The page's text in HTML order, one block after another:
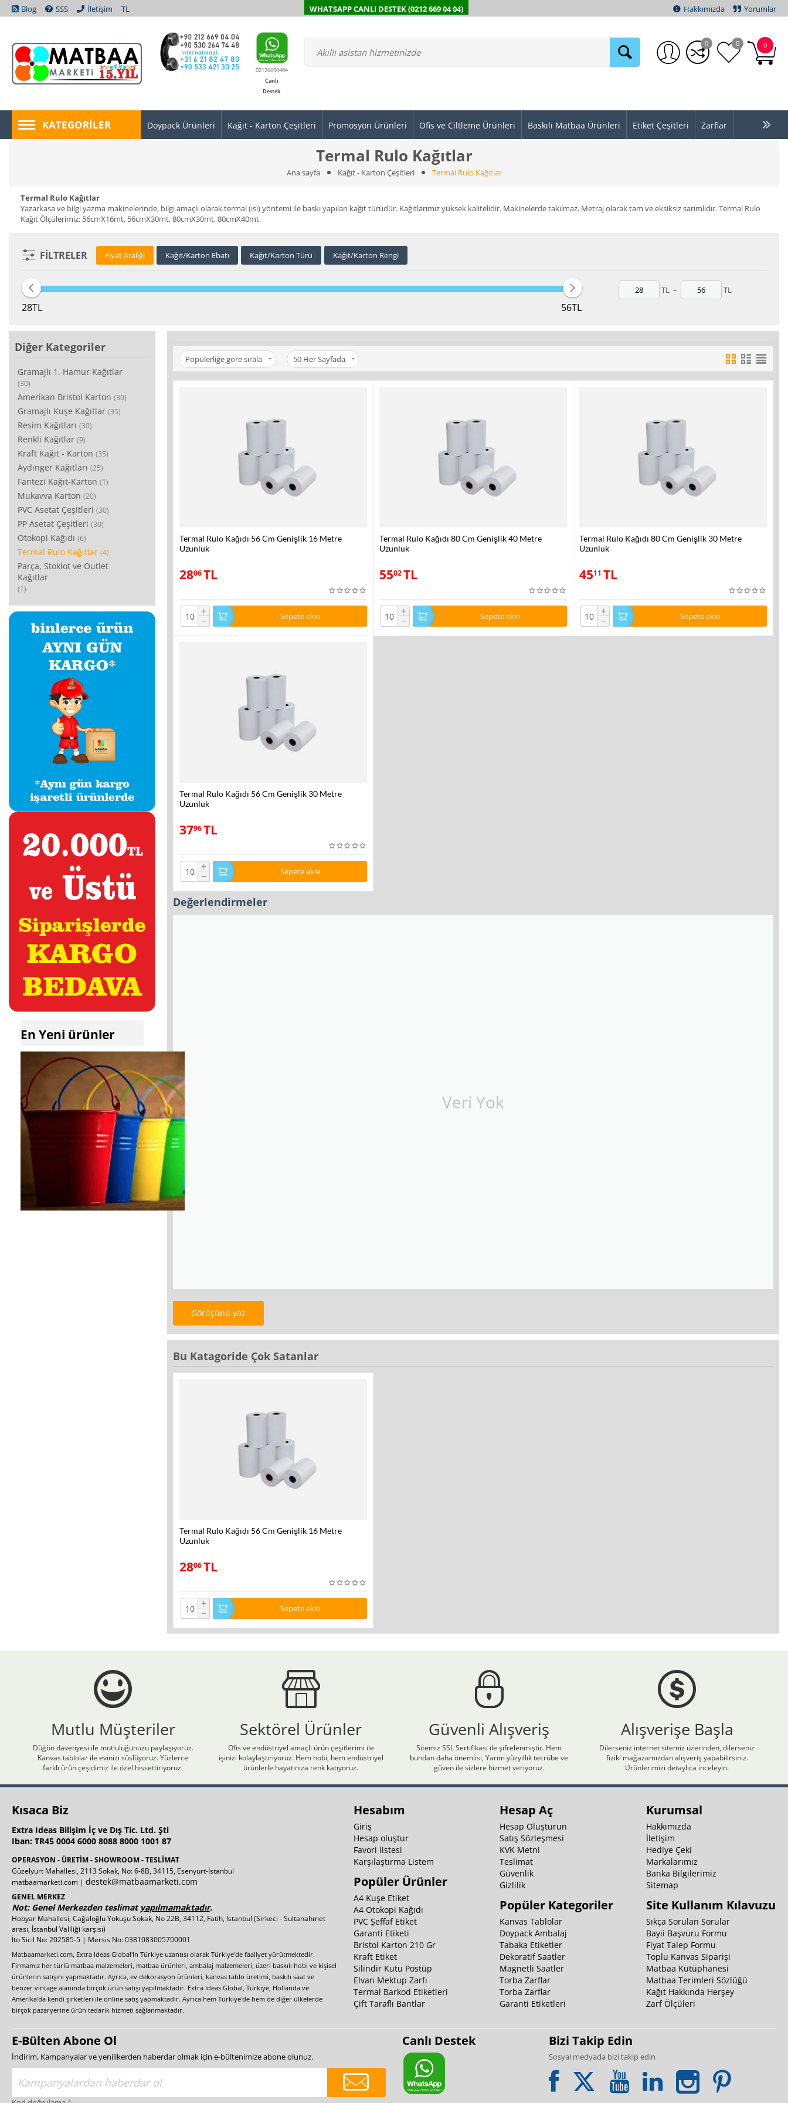
Blog SSS İletişim TL WHATSAPP CANLI DESTEK (0212 669 04 04) Hakkımızda Yorumlar
02126690404
Canlı
Destek
0
0 0
KATEGORILER Doypack Ürünleri Kağıt - Karton Çeşitleri Promosyon Ürünleri Ofis ve Ciltleme Ürünleri Baskılı Matbaa Ürünleri Etiket Çeşitleri Zarflar
Termal Rulo Kağıtlar
Ana sayfa Kağıt - Karton Çeşitleri Termal Rulo Kağıtlar
Termal Rulo Kağıtlar
Yazarkasa ve bilgi yazma makinelerinde, bilgi amaçlı olarak termal (ısı) yöntemi ile baskı yapılan kağıt türüdür. Kağıtlarımız yüksek kalitelidir. Makinelerde takılmaz. Metraj olarak tam ve eksiksiz sarımlıdır. Termal Rulo
Kağıt Ölçülerimiz: 56cmX16mt, 56cmX30mt, 80cmX30mt, 80cmX40mt
FILTRELER Fiyat Aralığı Kağıt/Karton Ebatı Kağıt/Karton Türü Kağıt/Karton Rengi
28TL 56TL
TL – TL
Diğer Kategoriler
Gramajlı 1. Hamur Kağıtlar
(30)
Amerikan Bristol Karton (30)
Gramajlı Kuşe Kağıtlar (35)
Resim Kağıtları (30)
Renkli Kağıtlar (9)
Kraft Kağıt - Karton (35)
Aydınger Kağıtları (25)
Fantezi Kağıt-Karton (1)
Mukavva Karton (20)
PVC Asetat Çeşitleri (30)
PP Asetat Çeşitleri (30)
Otokopi Kağıdı (6)
Termal Rulo Kağıtlar (4)
Parça, Stoklot ve Outlet
Kağıtlar
(1)
En Yeni ürünler
Popülerliğe göre sırala 50 Her Sayfada
Termal Rulo Kağıdı 56 Cm Genişlik 16 Metre
Uzunluk
2806TL
+
− Sepete ekle
Termal Rulo Kağıdı 80 Cm Genişlik 40 Metre
Uzunluk
5502TL
+
− Sepete ekle
Termal Rulo Kağıdı 80 Cm Genişlik 30 Metre
Uzunluk
4511 TL
+
− Sepete ekle
Termal Rulo Kağıdı 56 Cm Genişlik 30 Metre
Uzunluk
3796TL
+
− Sepete ekle
Değerlendirmeler
Veri Yok
Görüşünü yaz
Bu Katagoride Çok Satanlar
Termal Rulo Kağıdı 56 Cm Genişlik 16 Metre
Uzunluk
2806TL
+
− Sepete ekle
Mutlu Müşteriler
Düğün davetiyesi ile mutluluğunuzu paylaşıyoruz.
Kanvas tablolar ile evinizi süslüyoruz. Yüzlerce
farklı ürün çeşidimiz ile özel hissettiriyoruz.
Sektörel Ürünler
Ofis ve endüstriyel amaçlı ürün çeşitlerimi ile
işinizi kolaylaştırıyoruz. Hem hobi, hem endüstriyel
ürünlerle hayatınıza renk katıyoruz.
Güvenli Alışveriş
Sitemiz SSL Sertifikası ile şifrelenmiştir. Hem
bundan daha önemlisi, Yarım yüzyıllık tecrübe ve
güven ile sizlere hizmet veriyoruz.
Alışverişe Başla
Dilerseniz internet sitemiz üzerinden, dilerseniz
fiziki mağazamızdan alışveriş yapabilirsiniz.
Ürünlerimizi detaylıca inceleyin.
Kısaca Biz
Extra Ideas Bilişim İç ve Dış Tic. Ltd. Şti
Iban: TR45 0004 6000 8088 8000 1001 87
OPERASYON - ÜRETİM - SHOWROOM - TESLİMAT
Güzelyurt Mahallesi, 2113 Sokak, No: 6-8B, 34115, Esenyurt-İstanbul
matbaamarketi.com | destek@matbaamarketi.com
GENEL MERKEZ
Not: Genel Merkezden teslimat yapılmamaktadır.
Hobyar Mahallesi, Cağaloğlu Yokuşu Sokak, No 22B, 34112, Fatih, İstanbul (Sirkeci - Sultanahmet
arası, İstanbul Valiliği karşısı)
İto Sicil No: 202585-5 | Mersis No: 0381083005700001
Matbaamarketi.com, Extra Ideas Global'in Türkiye uzantısı olarak Türkiye'de faaliyet yürütmektedir.
Firmamız her türlü matbaa malzemeleri, matbaa ürünleri, ambalaj malzemeleri, üzeri baskılı hobi ve kişisel
ürünlerin satışını yapmaktadır. Ayrıca, ev dekorasyon ürünleri, kanvas tablo üretimi, baskılı saat ve
benzer vintage alanında birçok ürün satışı yapılmaktadır. Extra Ideas Global, Türkiye, Hollanda ve
Amerika'da kendi şirketleri ile online satış yapmaktadır. Ayrıca hem Türkiye'de hem de diğer ülkelerde
birçok pazaryerine ürün tedarik hizmeti sağlanmaktadır.
Hesabım
Giriş
Hesap oluştur
Favori listesi
Karşılaştırma Listem
Popüler Ürünler
A4 Kuşe Etiket
A4 Otokopi Kağıdı
PVC Şeffaf Etiket
Garanti Etiketi
Bristol Karton 210 Gr
Kraft Etiket
Silindir Kutu Postüp
Elvan Mektup Zarfı
Termal Barkod Etiketleri
Çift Taraflı Bantlar
Hesap Aç
Hesap Oluşturun
Satış Sözleşmesi
KVK Metni
Teslimat
Güvenlik
Gizlilik
Popüler Kategoriler
Kanvas Tablolar
Doypack Ambalaj
Tabaka Etiketler
Dekoratif Saatler
Magnetli Saatler
Torba Zarflar
Torba Zarflar
Garanti Etiketleri
Kurumsal
Hakkımızda
İletişim
Hediye Çeki
Markalarımız
Banka Bilgilerimiz
Sitemap
Site Kullanım Kılavuzu
Sıkça Sorulan Sorular
Bayii Başvuru Formu
Fiyat Talep Formu
Toplu Kanvas Siparişi
Matbaa Kütüphanesi
Matbaa Terimleri Sözlüğü
Kağıt Hakkında Herşey
Zarf Ölçüleri
E-Bülten Abone Ol
İndirim, Kampanyalar ve yenilikerden haberdar olmak için e-bültenimize abone olunuz.
Canlı Destek Bizi Takip Edin
Sosyal medyada bizi takip edin